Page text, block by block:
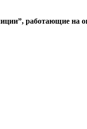
работающие на